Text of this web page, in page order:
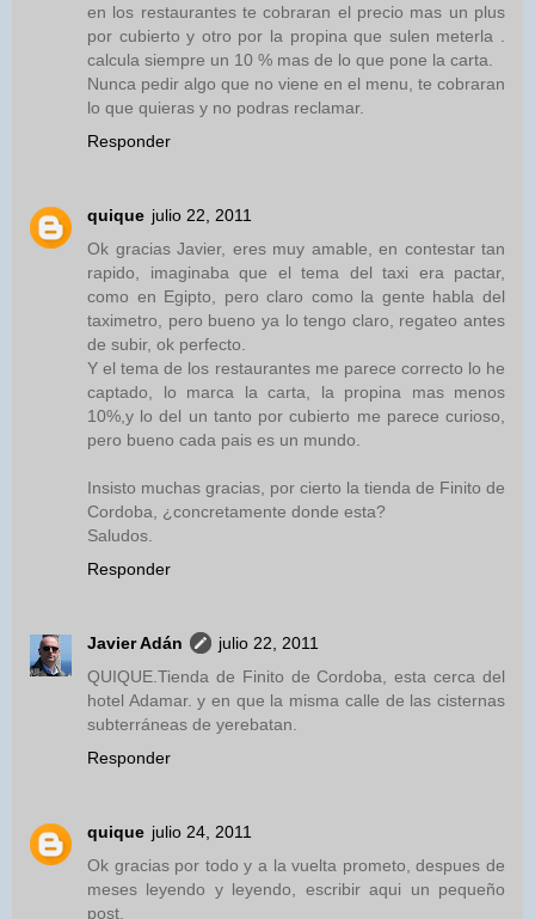
en los restaurantes te cobraran el precio mas un plus
por cubierto y otro por la propina que sulen meterla .
calcula siempre un 10 % mas de lo que pone la carta.
Nunca pedir algo que no viene en el menu, te cobraran
lo que quieras y no podras reclamar.
Responder
quique julio 22, 2011
Ok gracias Javier, eres muy amable, en contestar tan
rapido, imaginaba que el tema del taxi era pactar,
como en Egipto, pero claro como la gente habla del
taximetro, pero bueno ya lo tengo claro, regateo antes
de subir, ok perfecto.
Y el tema de los restaurantes me parece correcto lo he
captado, lo marca la carta, la propina mas menos
10%,y lo del un tanto por cubierto me parece curioso,
pero bueno cada pais es un mundo.
Insisto muchas gracias, por cierto la tienda de Finito de
Cordoba, ¿concretamente donde esta?
Saludos.
Responder
Javier Adán
julio 22, 2011
QUIQUE.Tienda de Finito de Cordoba, esta cerca del
hotel Adamar. y en que la misma calle de las cisternas
subterráneas de yerebatan.
Responder
quique julio 24, 2011
Ok gracias por todo y a la vuelta prometo, despues de
meses leyendo y leyendo, escribir aqui un pequeño
post.